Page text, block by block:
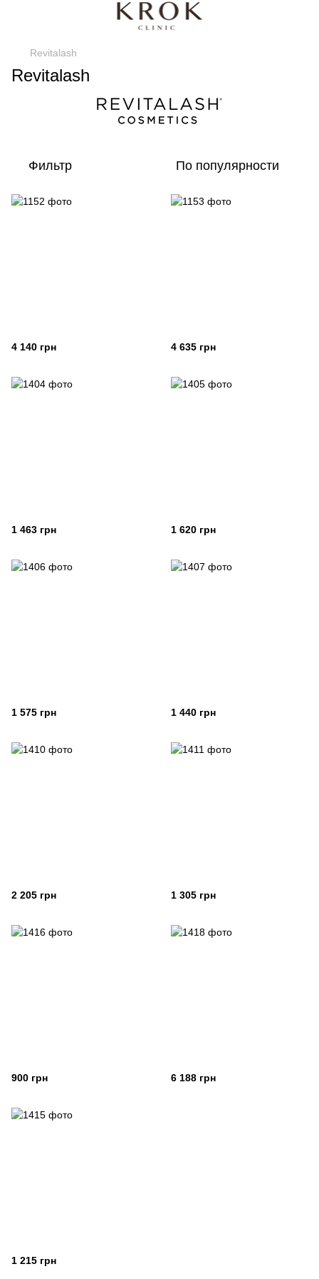
Revitalash
Revitalash
Фильтр По популярности
4 140 грн 4 635 грн
1 463 грн 1 620 грн
1 575 грн 1 440 грн
2 205 грн 1 305 грн
900 грн 6 188 грн
1 215 грн